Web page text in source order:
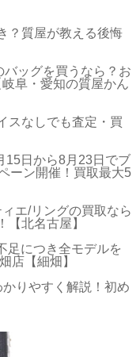
？質屋が教える後悔
バッグを買うなら？お
阜・愛知の質屋かん
スなしでも査定・買
15日から8月23日でブ
ーン開催！買取最大5
エ/リングの買取なら
【北名古屋】
足につき全モデルを
店【細畑】
りやすく解説！初め